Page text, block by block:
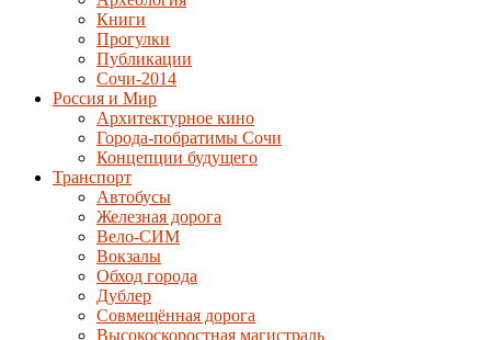
Книги
Прогулки
Публикации
Сочи-2014
Россия и Мир
Архитектурное кино
Города-побратимы Сочи
Концепции будущего
Транспорт
Автобусы
Железная дорога
Вело-СИМ
Вокзалы
Обход города
Дублер
Совмещённая дорога
Высокоскоростная магистраль